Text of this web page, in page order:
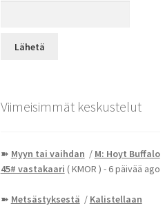
Viimeisimmät keskustelut
➽ Myyn tai vaihdan / M: Hoyt Buffalo
45# vastakaari ( KMOR ) - 6 päivää ago
➽ Metsästyksestä / Kalistellaan